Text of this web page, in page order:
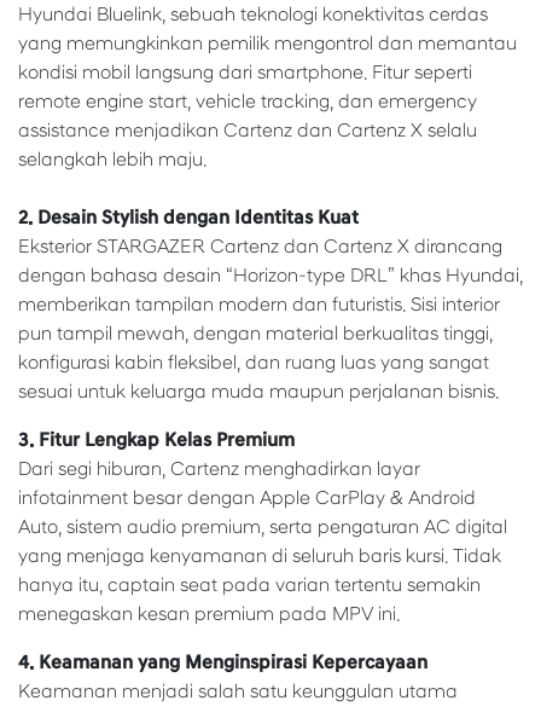
Hyundai Bluelink, sebuah teknologi konektivitas cerdas
yang memungkinkan pemilik mengontrol dan memantau
kondisi mobil langsung dari smartphone. Fitur seperti
remote engine start, vehicle tracking, dan emergency
assistance menjadikan Cartenz dan Cartenz X selalu
selangkah lebih maju.
2. Desain Stylish dengan Identitas Kuat
Eksterior STARGAZER Cartenz dan Cartenz X dirancang
dengan bahasa desain “Horizon-type DRL” khas Hyundai,
memberikan tampilan modern dan futuristis. Sisi interior
pun tampil mewah, dengan material berkualitas tinggi,
konfigurasi kabin fleksibel, dan ruang luas yang sangat
sesuai untuk keluarga muda maupun perjalanan bisnis.
3. Fitur Lengkap Kelas Premium
Dari segi hiburan, Cartenz menghadirkan layar
infotainment besar dengan Apple CarPlay & Android
Auto, sistem audio premium, serta pengaturan AC digital
yang menjaga kenyamanan di seluruh baris kursi. Tidak
hanya itu, captain seat pada varian tertentu semakin
menegaskan kesan premium pada MPV ini.
4. Keamanan yang Menginspirasi Kepercayaan
Keamanan menjadi salah satu keunggulan utama